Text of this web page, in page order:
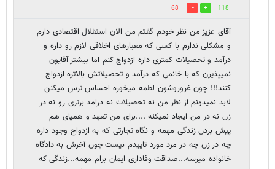
118
68
آقای عزیز من نظر خودم گفتم من الان استقلال اقتصادی دارم
و مشکلی ندارم با کسی که معیارهای اخلاقی لازم رو داره و
درآمد و تحصیلات کمتری داره ازدواج کنم اما بیشتر آقایون
نمیپذیرن که با خانمی که درآمد و تحصیلاتش بالاتره ازدواج
کنند!!! چون غروروشون لطمه میخوره احساس ترس میکنن
لابد نمیدونم از نظر من نه تحصیلات نه درامد برتری رو نه در
زن نه در من ایجاد نمیکنه ....برای من تعهد و همپای هم
پیش بردن زندگی مهمه و نگاه تجارتی که به ازدواج وجود داره
چه در زن چه در مرد مورد تاییدم نیست چون آخرش به دادگاه
خانواده میرسه...صداقت وفاداری ایمان برام مهمه...زندگی که